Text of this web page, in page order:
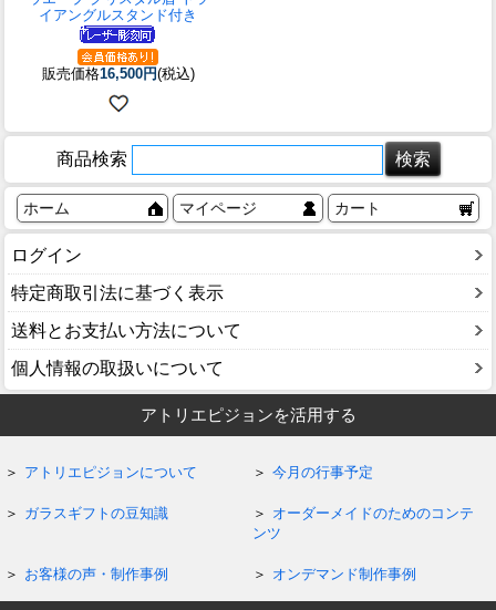
イアングルスタンド付き
販売価格16,500円(税込)
商品検索
ホーム マイページ カート
ログイン
特定商取引法に基づく表示
送料とお支払い方法について
個人情報の取扱いについて
アトリエピジョンを活用する
アトリエピジョンについて 今月の行事予定
ガラスギフトの豆知識
オーダーメイドのためのコンテ
ンツ
お客様の声・制作事例 オンデマンド制作事例